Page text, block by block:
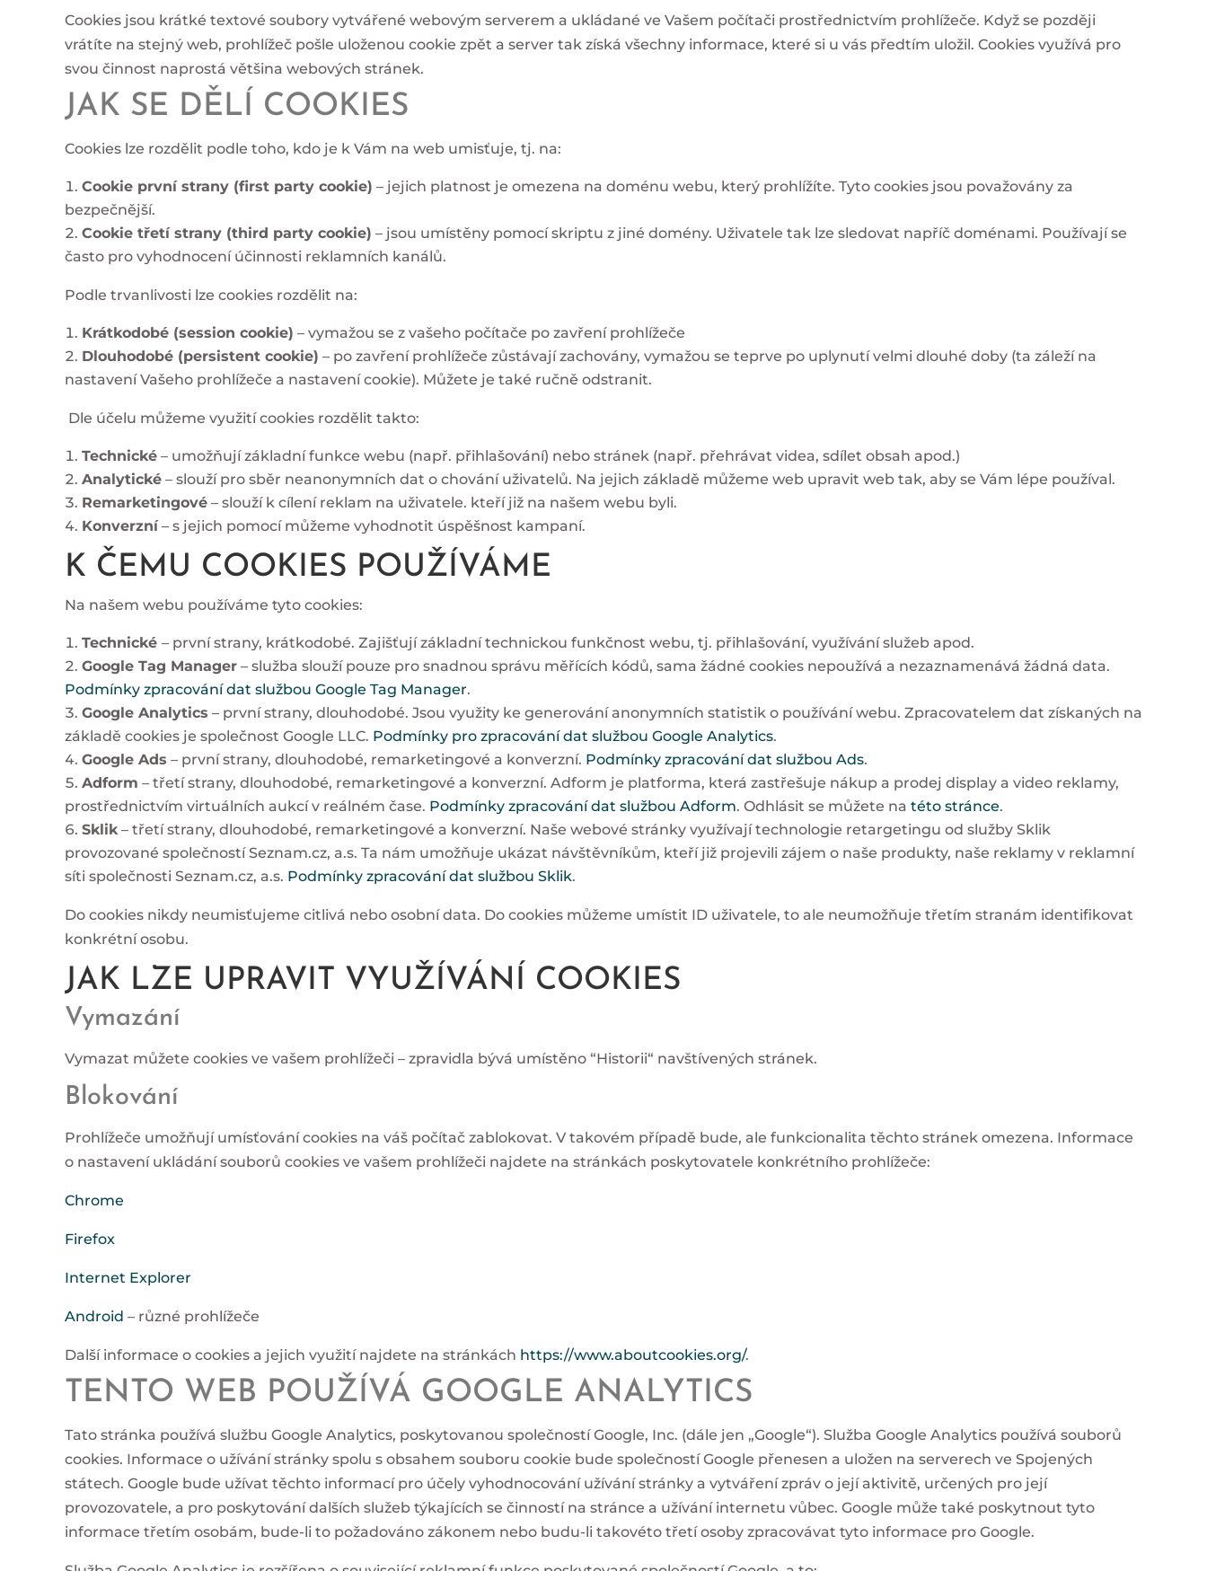
Cookies jsou krátké textové soubory vytvářené webovým serverem a ukládané ve Vašem počítači prostřednictvím prohlížeče. Když se později
vrátíte na stejný web, prohlížeč pošle uloženou cookie zpět a server tak získá všechny informace, které si u vás předtím uložil. Cookies využívá pro
svou činnost naprostá většina webových stránek.
JAK SE DĚLÍ COOKIES
Cookies lze rozdělit podle toho, kdo je k Vám na web umisťuje, tj. na:
Cookie první strany (first party cookie) – jejich platnost je omezena na doménu webu, který prohlížíte. Tyto cookies jsou považovány za
bezpečnější.
Cookie třetí strany (third party cookie) – jsou umístěny pomocí skriptu z jiné domény. Uživatele tak lze sledovat napříč doménami. Používají se
často pro vyhodnocení účinnosti reklamních kanálů.
Podle trvanlivosti lze cookies rozdělit na:
Krátkodobé (session cookie) – vymažou se z vašeho počítače po zavření prohlížeče
Dlouhodobé (persistent cookie) – po zavření prohlížeče zůstávají zachovány, vymažou se teprve po uplynutí velmi dlouhé doby (ta záleží na
nastavení Vašeho prohlížeče a nastavení cookie). Můžete je také ručně odstranit.
Dle účelu můžeme využití cookies rozdělit takto:
Technické – umožňují základní funkce webu (např. přihlašování) nebo stránek (např. přehrávat videa, sdílet obsah apod.)
Analytické – slouží pro sběr neanonymních dat o chování uživatelů. Na jejich základě můžeme web upravit web tak, aby se Vám lépe používal.
Remarketingové – slouží k cílení reklam na uživatele. kteří již na našem webu byli.
Konverzní– s jejich pomocí můžeme vyhodnotit úspěšnost kampaní.
K ČEMU COOKIES POUŽÍVÁME
Na našem webu používáme tyto cookies:
Technické – první strany, krátkodobé. Zajišťují základní technickou funkčnost webu, tj. přihlašování, využívání služeb apod.
Google Tag Manager – služba slouží pouze pro snadnou správu měřících kódů, sama žádné cookies nepoužívá a nezaznamenává žádná data.
Podmínky zpracování dat službou Google Tag Manager.
Google Analytics – první strany, dlouhodobé. Jsou využity ke generování anonymních statistik o používání webu. Zpracovatelem dat získaných na
základě cookies je společnost Google LLC. Podmínky pro zpracování dat službou Google Analytics.
Google Ads – první strany, dlouhodobé, remarketingové a konverzní. Podmínky zpracování dat službou Ads.
Adform – třetí strany, dlouhodobé, remarketingové a konverzní. Adform je platforma, která zastřešuje nákup a prodej display a video reklamy,
prostřednictvím virtuálních aukcí v reálném čase. Podmínky zpracování dat službou Adform. Odhlásit se můžete na této stránce.
Sklik– třetí strany, dlouhodobé, remarketingové a konverzní. Naše webové stránky využívají technologie retargetingu od služby Sklik
provozované společností Seznam.cz, a.s. Ta nám umožňuje ukázat návštěvníkům, kteří již projevili zájem o naše produkty, naše reklamy v reklamní
síti společnosti Seznam.cz, a.s. Podmínky zpracování dat službou Sklik.
Do cookies nikdy neumisťujeme citlivá nebo osobní data. Do cookies můžeme umístit ID uživatele, to ale neumožňuje třetím stranám identifikovat
konkrétní osobu.
JAK LZE UPRAVIT VYUŽÍVÁNÍ COOKIES
Vymazání
Vymazat můžete cookies ve vašem prohlížeči – zpravidla bývá umístěno “Historii“ navštívených stránek.
Blokování
Prohlížeče umožňují umísťování cookies na váš počítač zablokovat. V takovém případě bude, ale funkcionalita těchto stránek omezena. Informace
o nastavení ukládání souborů cookies ve vašem prohlížeči najdete na stránkách poskytovatele konkrétního prohlížeče:
Chrome
Firefox
Internet Explorer
Android – různé prohlížeče
Další informace o cookies a jejich využití najdete na stránkách https://www.aboutcookies.org/.
TENTO WEB POUŽÍVÁ GOOGLE ANALYTICS
Tato stránka používá službu Google Analytics, poskytovanou společností Google, Inc. (dále jen „Google“). Služba Google Analytics používá souborů
cookies. Informace o užívání stránky spolu s obsahem souboru cookie bude společností Google přenesen a uložen na serverech ve Spojených
státech. Google bude užívat těchto informací pro účely vyhodnocování užívání stránky a vytváření zpráv o její aktivitě, určených pro její
provozovatele, a pro poskytování dalších služeb týkajících se činností na stránce a užívání internetu vůbec. Google může také poskytnout tyto
informace třetím osobám, bude-li to požadováno zákonem nebo budu-li takovéto třetí osoby zpracovávat tyto informace pro Google.